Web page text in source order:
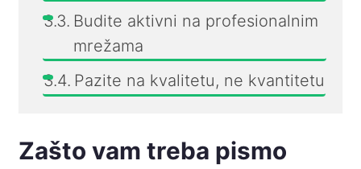
Budite aktivni na profesionalnim
mrežama
Pazite na kvalitetu, ne kvantitetu
Zašto vam treba pismo